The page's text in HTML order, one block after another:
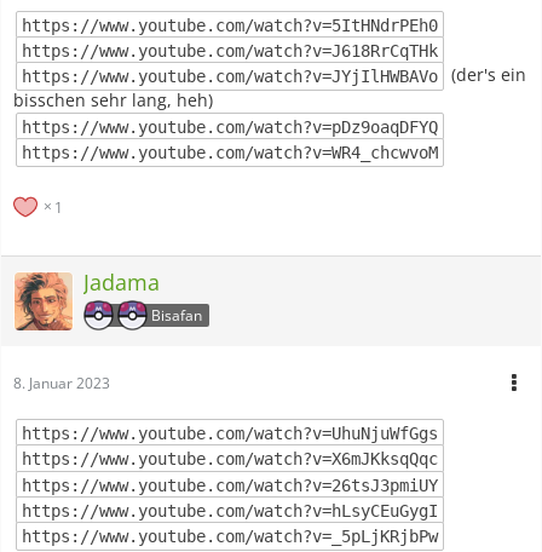
https://www.youtube.com/watch?v=5ItHNdrPEh0
https://www.youtube.com/watch?v=J618RrCqTHk
https://www.youtube.com/watch?v=JYjIlHWBAVo
(der's ein
bisschen sehr lang, heh)
https://www.youtube.com/watch?v=pDz9oaqDFYQ
https://www.youtube.com/watch?v=WR4_chcwvoM
1
Jadama
Bisafan
8. Januar 2023
https://www.youtube.com/watch?v=UhuNjuWfGgs
https://www.youtube.com/watch?v=X6mJKksqQqc
https://www.youtube.com/watch?v=26tsJ3pmiUY
https://www.youtube.com/watch?v=hLsyCEuGygI
https://www.youtube.com/watch?v=_5pLjKRjbPw